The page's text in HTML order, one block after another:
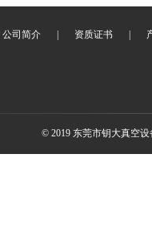
公司简介 资质证书
© 2019 东莞市钥大真空